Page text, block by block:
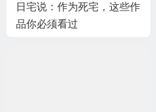
日宅说：作为死宅，这些作
品你必须看过